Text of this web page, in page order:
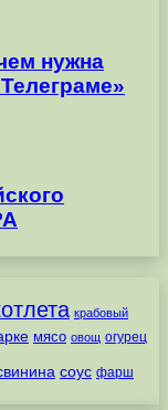
нужна
крабовый
мясо овощ огурец
соус фарш